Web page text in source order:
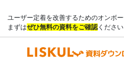
ユーザー定着を改善するためのオンボ
まずはぜひ無料の資料をご確認ください